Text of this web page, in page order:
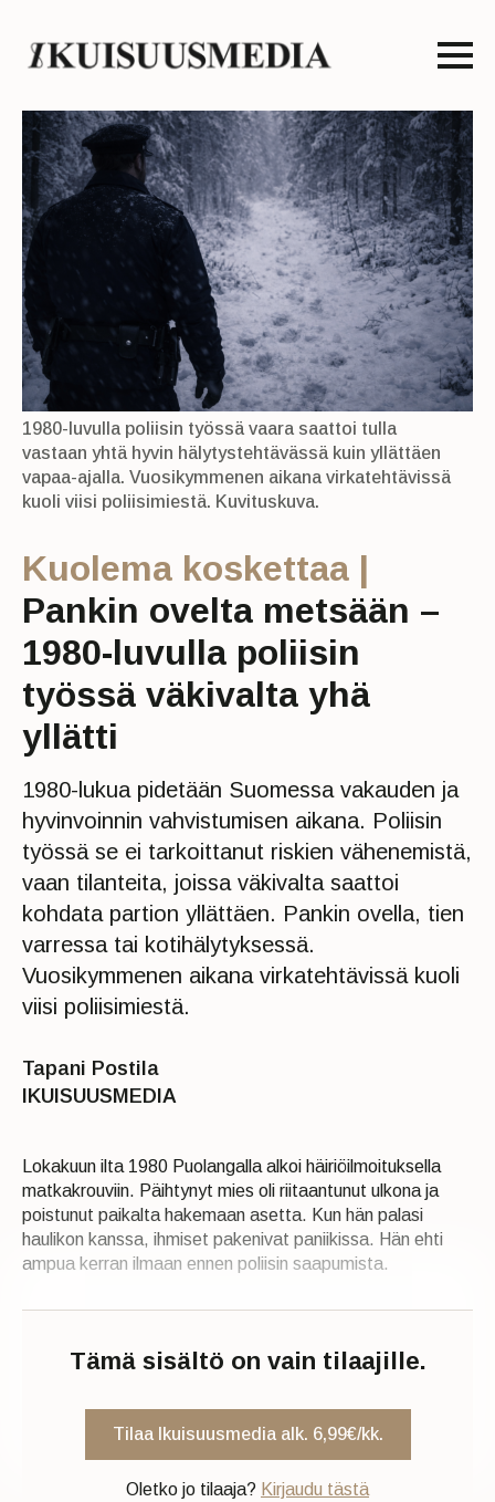
1980-luvulla poliisin työssä vaara saattoi tulla
vastaan yhtä hyvin hälytystehtävässä kuin yllättäen
vapaa-ajalla. Vuosikymmenen aikana virkatehtävissä
kuoli viisi poliisimiestä. Kuvituskuva.
Kuolema koskettaa |
Pankin ovelta metsään –
1980-luvulla poliisin
työssä väkivalta yhä
yllätti
1980-lukua pidetään Suomessa vakauden ja
hyvinvoinnin vahvistumisen aikana. Poliisin
työssä se ei tarkoittanut riskien vähenemistä,
vaan tilanteita, joissa väkivalta saattoi
kohdata partion yllättäen. Pankin ovella, tien
varressa tai kotihälytyksessä.
Vuosikymmenen aikana virkatehtävissä kuoli
viisi poliisimiestä.
Tapani Postila
IKUISUUSMEDIA
Lokakuun ilta 1980 Puolangalla alkoi häiriöilmoituksella
matkakrouviin. Päihtynyt mies oli riitaantunut ulkona ja
poistunut paikalta hakemaan asetta. Kun hän palasi
haulikon kanssa, ihmiset pakenivat paniikissa. Hän ehti
ampua kerran ilmaan ennen poliisin saapumista.
Tämä sisältö on vain tilaajille.
Tilaa Ikuisuusmedia alk. 6,99€/kk.
Oletko jo tilaaja? Kirjaudu tästä